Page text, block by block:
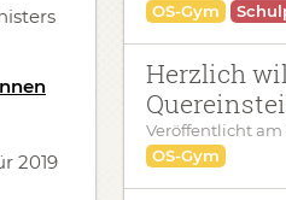
2019
OS-Gym
Herzlich
Veröffentlicht am
OS-Gym